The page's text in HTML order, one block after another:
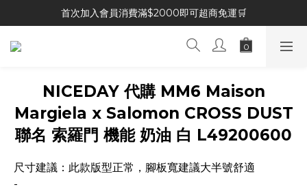
首次加入會員消費滿$2000即可超商免運🛒
NICEDAY 代購 MM6 Maison
Margiela x Salomon CROSS DUST
聯名 索羅門 機能 奶油 白 L49200600
尺寸建議：此款版型正常，腳板寬建議大半號舒適
-